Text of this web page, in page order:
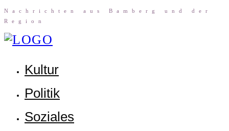
Nach­rich­ten aus Bam­berg und der
Region
Kul­tur
Poli­tik
Sozia­les